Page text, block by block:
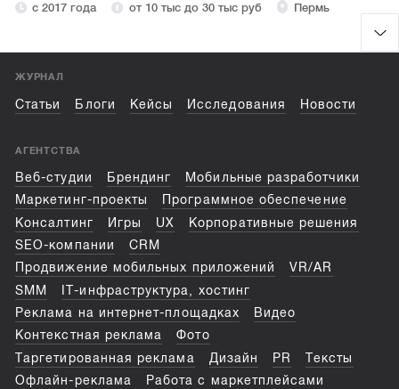
с 2017 года от 10 тыс до 30 тыс руб Пермь
ЖУРНАЛ
Статьи Блоги Кейсы Исследования Новости
АГЕНТСТВА
Веб-студии Брендинг
Мобильные разработчики
Маркетинг-проекты
Программное обеспечение
Консалтинг
Игры UX
Корпоративные решения
SEO-компании
CRM
Продвижение мобильных приложений
VR/AR
SMM
IT-инфраструктура, хостинг
Реклама на интернет-площадках
Видео
Контекстная реклама
Фото
Таргетированная реклама
Дизайн PR
Тексты
Офлайн-реклама
Работа с маркетплейсами